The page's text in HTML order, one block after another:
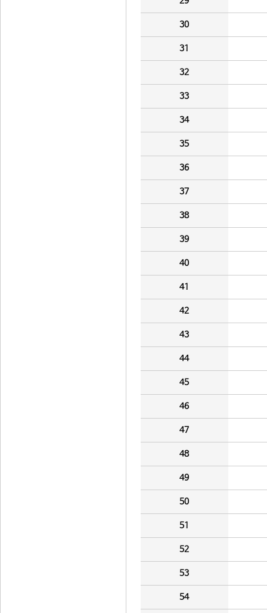
30
31
32
33
34
35
36
37
38
39
40
41
42
43
44
45
46
47
48
49
50
51
52
53
54